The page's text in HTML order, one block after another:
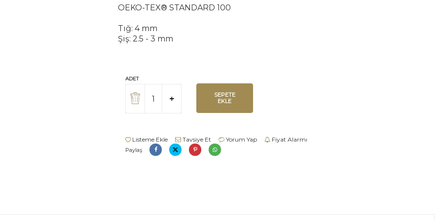
OEKO-TEX® STANDARD 100
Tığ: 4 mm
Şiş: 2.5 - 3 mm
ADET
SEPETE
EKLE
Listeme Ekle Tavsiye Et Yorum Yap Fiyat Alarmı
Paylaş